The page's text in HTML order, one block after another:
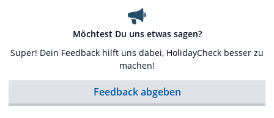
Möchtest Du uns etwas sagen?
Super! Dein Feedback hilft uns dabei, HolidayCheck besser zu
machen!
Feedback abgeben